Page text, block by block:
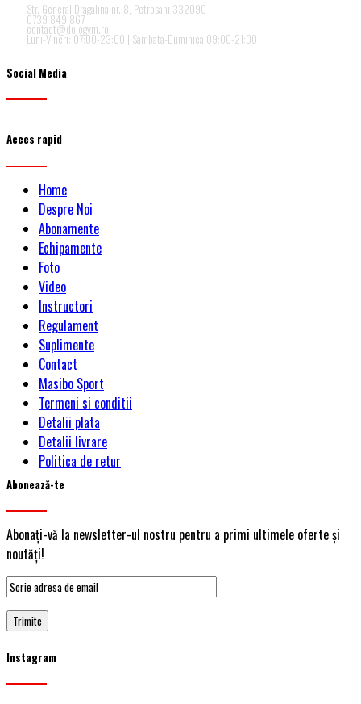
Str. General Dragalina nr. 8, Petrosani 332090
0739 849 867
contact@dojogym.ro
Luni-Vineri: 07:00-23:00 | Sambata-Duminica 09:00-21:00
Social Media
Acces rapid
Home
Despre Noi
Abonamente
Echipamente
Foto
Video
Instructori
Regulament
Suplimente
Contact
Masibo Sport
Termeni si conditii
Detalii plata
Detalii livrare
Politica de retur
Abonează-te
Abonați-vă la newsletter-ul nostru pentru a primi ultimele oferte și
noutăți!
Instagram